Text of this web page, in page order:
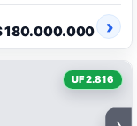
180.000.000
UF 2.816